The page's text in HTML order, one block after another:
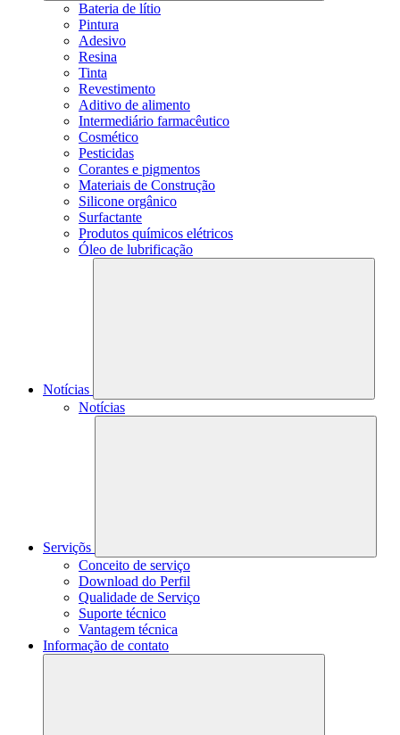
Bateria de lítio
Pintura
Adesivo
Resina
Tinta
Revestimento
Aditivo de alimento
Intermediário farmacêutico
Cosmético
Pesticidas
Corantes e pigmentos
Materiais de Construção
Silicone orgânico
Surfactante
Produtos químicos elétricos
Óleo de lubrificação
Notícias
Notícias
Serviçõs
Conceito de serviço
Download do Perfil
Qualidade de Serviço
Suporte técnico
Vantagem técnica
Informação de contato